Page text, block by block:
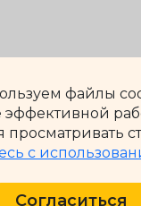
файлы
эффективной
с
Согласиться
не является
на то, что данный
информационный
публичной
о стоимости и